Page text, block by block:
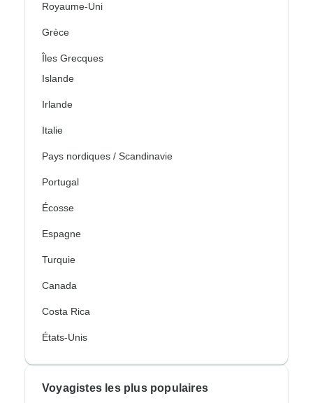
Royaume-Uni
Grèce
Îles Grecques
Islande
Irlande
Italie
Pays nordiques / Scandinavie
Portugal
Écosse
Espagne
Turquie
Canada
Costa Rica
États-Unis
Voyagistes les plus populaires